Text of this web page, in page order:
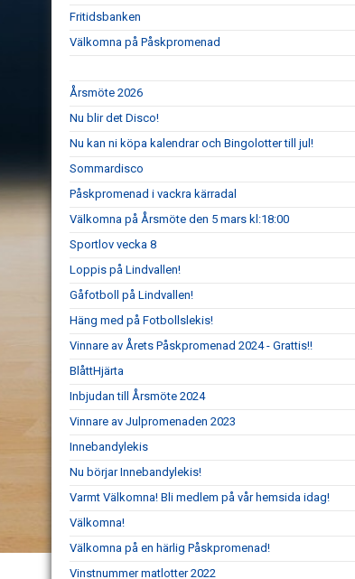
Fritidsbanken
Välkomna på Påskpromenad
Årsmöte 2026
Nu blir det Disco!
Nu kan ni köpa kalendrar och Bingolotter till jul!
Sommardisco
Påskpromenad i vackra kärradal
Välkomna på Årsmöte den 5 mars kl:18:00
Sportlov vecka 8
Loppis på Lindvallen!
Gåfotboll på Lindvallen!
Häng med på Fotbollslekis!
Vinnare av Årets Påskpromenad 2024 - Grattis!!
BlåttHjärta
Inbjudan till Årsmöte 2024
Vinnare av Julpromenaden 2023
Innebandylekis
Nu börjar Innebandylekis!
Varmt Välkomna! Bli medlem på vår hemsida idag!
Välkomna!
Välkomna på en härlig Påskpromenad!
Vinstnummer matlotter 2022